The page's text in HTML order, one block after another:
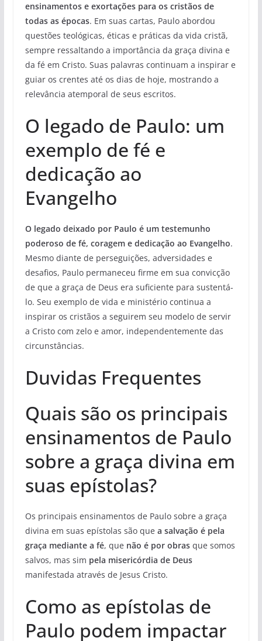
ensinamentos e exortações para os cristãos de
todas as épocas. Em suas cartas, Paulo abordou
questões teológicas, éticas e práticas da vida cristã,
sempre ressaltando a importância da graça divina e
da fé em Cristo. Suas palavras continuam a inspirar e
guiar os crentes até os dias de hoje, mostrando a
relevância atemporal de seus escritos.
O legado de Paulo: um
exemplo de fé e
dedicação ao
Evangelho
O legado deixado por Paulo é um testemunho
poderoso de fé, coragem e dedicação ao Evangelho.
Mesmo diante de perseguições, adversidades e
desafios, Paulo permaneceu firme em sua convicção
de que a graça de Deus era suficiente para sustentá-
lo. Seu exemplo de vida e ministério continua a
inspirar os cristãos a seguirem seu modelo de servir
a Cristo com zelo e amor, independentemente das
circunstâncias.
Duvidas Frequentes
Quais são os principais
ensinamentos de Paulo
sobre a graça divina em
suas epístolas?
Os principais ensinamentos de Paulo sobre a graça
divina em suas epístolas são que a salvação é pela
graça mediante a fé, que não é por obrasque somos
salvos, mas sim pela misericórdia de Deus
manifestada através de Jesus Cristo.
Como as epístolas de
Paulo podem impactar